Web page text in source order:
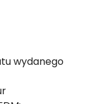
wydanego